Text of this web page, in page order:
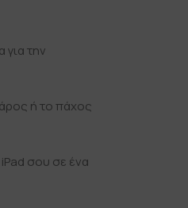
την
ή το πάχος
σου σε ένα